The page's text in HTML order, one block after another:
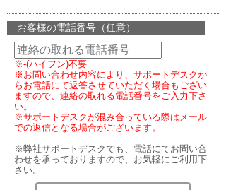
お客様の電話番号（任意）
※-(ハイフン)不要
※お問い合わせ内容により、サポートデスクか
らお電話にて返答させていただく場合もござい
ますので、連絡の取れる電話番号をご入力下さ
い。
※サポートデスクが混み合っている際はメール
での返信となる場合がございます。
※弊社サポートデスクでも、電話にてお問い合
わせを承っておりますので、お気軽にご利用下
さい。